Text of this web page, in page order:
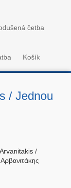
četba
Košík
/ Jednou
/